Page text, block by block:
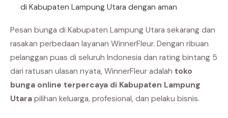
di Kabupaten Lampung Utara dengan aman
Pesan bunga di Kabupaten Lampung Utara sekarang dan
rasakan perbedaan layanan WinnerFleur. Dengan ribuan
pelanggan puas di seluruh Indonesia dan rating bintang 5
dari ratusan ulasan nyata, WinnerFleur adalah toko
bunga online terpercaya di Kabupaten Lampung
Utara pilihan keluarga, profesional, dan pelaku bisnis.